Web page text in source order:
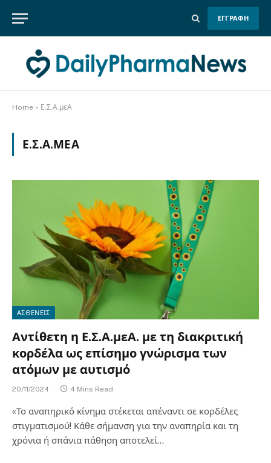
ΕΓΓΡΑΦΗ
Home » Ε.Σ.Α.μεΑ
Ε.Σ.Α.ΜΕΑ
ΑΣΘΕΝΕΙΣ
Αντίθετη η Ε.Σ.Α.μεΑ. με τη διακριτική
κορδέλα ως επίσημο γνώρισμα των
ατόμων με αυτισμό
20/11/2024 4 Mins Read
«Το αναπηρικό κίνημα στέκεται απέναντι σε κορδέλες
στιγματισμού! Κάθε σήμανση για την αναπηρία και τη
χρόνια ή σπάνια πάθηση αποτελεί…